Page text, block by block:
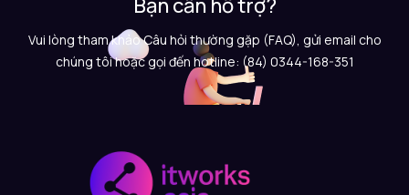
Bạn cần hỗ trợ?
Vui lòng tham khảo Câu hỏi thường gặp (FAQ), gửi email cho
chúng tôi hoặc gọi đến hotline: (84) 0344-168-351